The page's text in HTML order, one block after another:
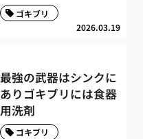
2026.03.19
ゴキブリ
最強の武器はシンクに
ありゴキブリには食器
用洗剤
ゴキブリ